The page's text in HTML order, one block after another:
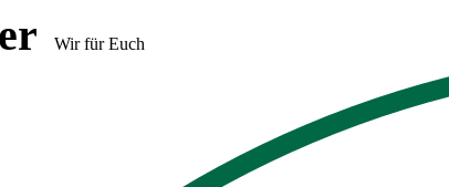
Wir für Euch